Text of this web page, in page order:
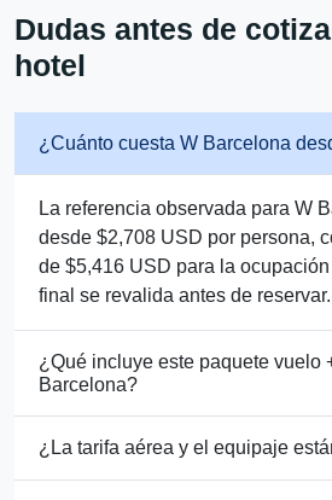
Dudas antes de
hotel
¿Cuánto cuesta W Barcelona
La referencia observada para W
desde $2,708 USD por persona,
de $5,416 USD para la
final se revalida antes de reservar.
¿Qué incluye este paquete vuelo
Barcelona?
¿La tarifa aérea y el equipaje